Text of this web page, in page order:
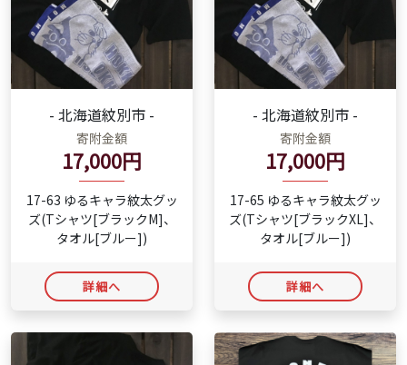
- 北海道紋別市 -
寄附金額
17,000円
17-63 ゆるキャラ紋太グッ
ズ(Tシャツ[ブラックM]、
タオル[ブルー])
詳細へ
- 北海道紋別市 -
寄附金額
17,000円
17-65 ゆるキャラ紋太グッ
ズ(Tシャツ[ブラックXL]、
タオル[ブルー])
詳細へ